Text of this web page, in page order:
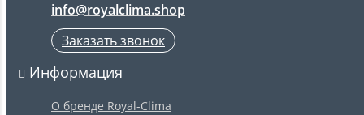
info@royalclima.shop
Заказать звонок
Информация
О бренде Royal-Clima